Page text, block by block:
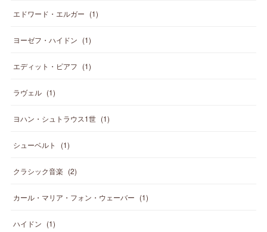
エドワード・エルガー (1)
ヨーゼフ・ハイドン (1)
エディット・ピアフ (1)
ラヴェル (1)
ヨハン・シュトラウス1世 (1)
シューベルト (1)
クラシック音楽 (2)
カール・マリア・フォン・ウェーバー (1)
ハイドン (1)